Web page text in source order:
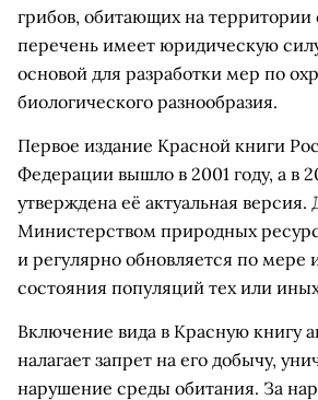
грибов, обитающих на территории
перечень имеет юридическую
основой для разработки мер по
биологического разнообразия.
Первое издание Красной книги
Федерации вышло в 2001 году, а в
утверждена её актуальная версия.
Министерством природных
и регулярно обновляется по мере
состояния популяций тех или
Включение вида в Красную книгу
налагает запрет на его добычу,
нарушение среды обитания. За